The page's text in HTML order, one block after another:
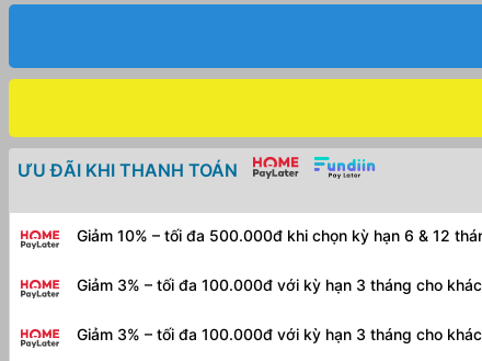
CM-
Canon
7750CDN
số
lượng
ƯU ĐÃI KHI THANH TOÁN
Giảm 10% – tối đa 500.000đ khi chọn kỳ hạn 6 & 12
Giảm 3% – tối đa 100.000đ với kỳ hạn 3 tháng cho
Giảm 3% – tối đa 100.000đ với kỳ hạn 3 tháng cho